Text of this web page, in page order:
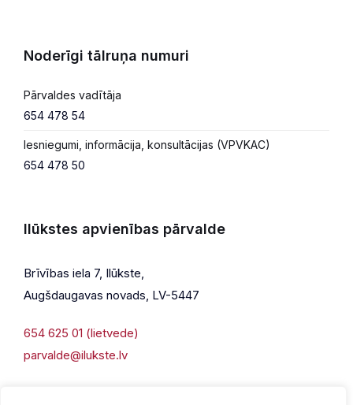
Noderīgi tālruņa numuri
Pārvaldes vadītāja
654 478 54
Iesniegumi, informācija, konsultācijas (VPVKAC)
654 478 50
Ilūkstes apvienības pārvalde
Brīvības iela 7, Ilūkste,
Augšdaugavas novads, LV-5447
654 625 01 (lietvede)
parvalde@ilukste.lv